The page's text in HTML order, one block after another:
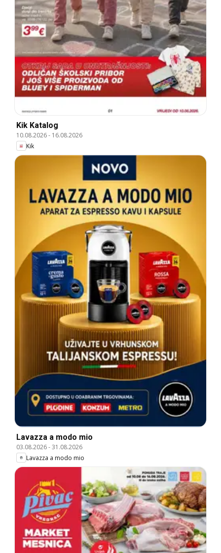
Kik Katalog
10.08.2026- 16.08.2026
Kik
Lavazza a modo mio
03.08.2026-31.08.2026
Lavazza a modo mio